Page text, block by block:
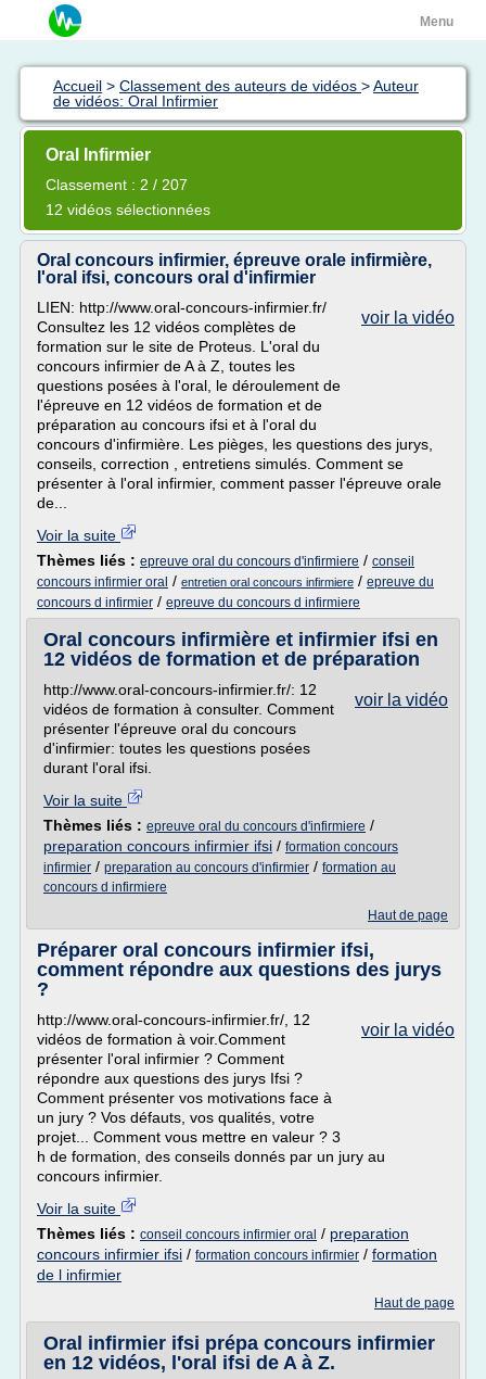
Menu
Accueil > Classement des auteurs de vidéos >Auteur
de vidéos: Oral Infirmier
Oral Infirmier
Classement : 2 / 207
12 vidéos sélectionnées
Oral concours infirmier, épreuve orale infirmière,
l'oral ifsi, concours oral d'infirmier
voir la vidéo
LIEN: http://www.oral-concours-infirmier.fr/
Consultez les 12 vidéos complètes de
formation sur le site de Proteus. L'oral du
concours infirmier de A à Z, toutes les
questions posées à l'oral, le déroulement de
l'épreuve en 12 vidéos de formation et de
préparation au concours ifsi et à l'oral du
concours d'infirmière. Les pièges, les questions des jurys,
conseils, correction , entretiens simulés. Comment se
présenter à l'oral infirmier, comment passer l'épreuve orale
de...
Voir la suite
Thèmes liés : epreuve oral du concours d'infirmiere / conseil
concours infirmier oral / entretien oral concours infirmiere / epreuve du
concours d infirmier / epreuve du concours d infirmiere
Oral concours infirmière et infirmier ifsi en
12 vidéos de formation et de préparation
voir la vidéo
http://www.oral-concours-infirmier.fr/: 12
vidéos de formation à consulter. Comment
présenter l'épreuve oral du concours
d'infirmier: toutes les questions posées
durant l'oral ifsi.
Voir la suite
Thèmes liés : epreuve oral du concours d'infirmiere /
preparation concours infirmier ifsi / formation concours
infirmier / preparation au concours d'infirmier / formation au
concours d infirmiere
Haut de page
Préparer oral concours infirmier ifsi,
comment répondre aux questions des jurys
?
voir la vidéo
http://www.oral-concours-infirmier.fr/, 12
vidéos de formation à voir.Comment
présenter l'oral infirmier ? Comment
répondre aux questions des jurys Ifsi ?
Comment présenter vos motivations face à
un jury ? Vos défauts, vos qualités, votre
projet... Comment vous mettre en valeur ? 3
h de formation, des conseils donnés par un jury au
concours infirmier.
Voir la suite
Thèmes liés : conseil concours infirmier oral / preparation
concours infirmier ifsi / formation concours infirmier / formation
de l infirmier
Haut de page
Oral infirmier ifsi prépa concours infirmier
en 12 vidéos, l'oral ifsi de A à Z.